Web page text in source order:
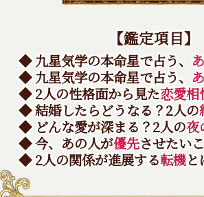
【鑑定項目】
◆ 九星気学の本命星で占う、
◆ 九星気学の本命星で占う、
◆ 2人の性格面から見た恋愛相
◆ 結婚したらどうなる？2人の
◆ どんな愛が深まる？2人の夜
◆ 今、あの人が優先させたい
◆ 2人の関係が進展する転機と